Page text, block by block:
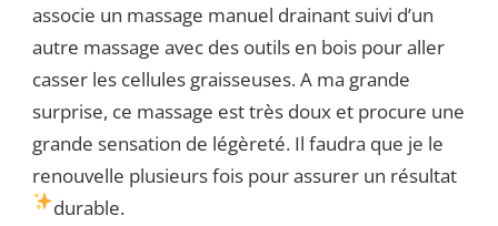
associe un massage manuel drainant suivi d’un
autre massage avec des outils en bois pour aller
casser les cellules graisseuses. A ma grande
surprise, ce massage est très doux et procure une
grande sensation de légèreté. Il faudra que je le
renouvelle plusieurs fois pour assurer un résultat
durable.